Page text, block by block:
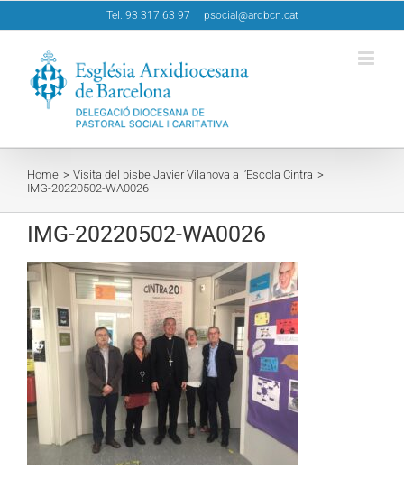
to
Tel. 93 317 63 97 psocial@arqbcn.cat
Home
Visita del bisbe Javier Vilanova a l’Escola Cintra
IMG-20220502-WA0026
IMG-20220502-WA0026